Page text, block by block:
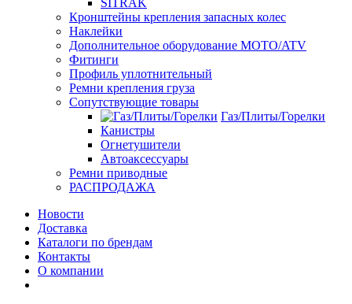
SITRAK
Кронштейны крепления запасных колес
Наклейки
Дополнительное оборудование MOTO/ATV
Фитинги
Профиль уплотнительный
Ремни крепления груза
Сопутствующие товары
Газ/Плиты/Горелки
Канистры
Огнетушители
Автоаксессуары
Ремни приводные
РАСПРОДАЖА
Новости
Доставка
Каталоги по брендам
Контакты
О компании